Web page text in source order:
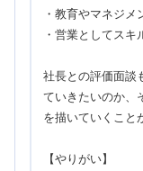
・教育やマネジ
・営業としてス
社長との評価面談
ていきたいのか、
を描いていくこと
【やりがい】